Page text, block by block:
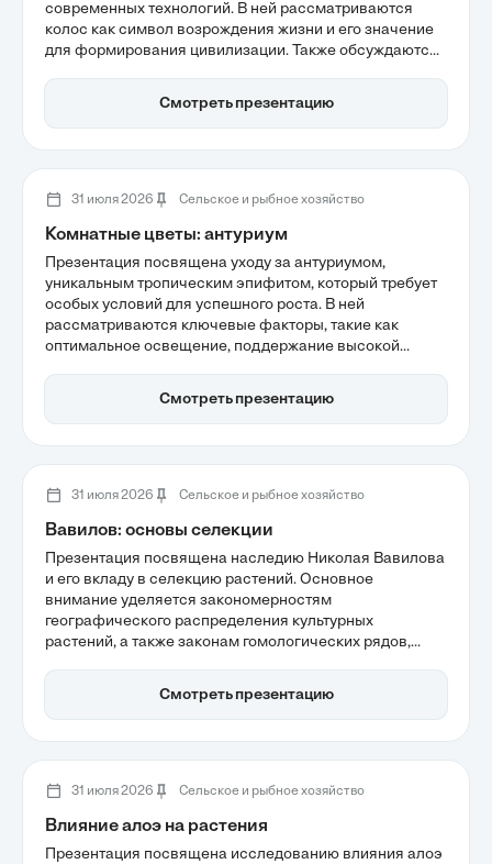
современных технологий. В ней рассматриваются
колос как символ возрождения жизни и его значение
для формирования цивилизации. Также обсуждаются
эффективность труда и обеспечивают
продовольственную устойчивость, подчеркивая
Смотреть презентацию
31 июля 2026 Сельское и рыбное хозяйство
Комнатные цветы: антуриум
Презентация посвящена уходу за антуриумом,
уникальным тропическим эпифитом, который требует
особых условий для успешного роста. В ней
рассматриваются ключевые факторы, такие как
оптимальное освещение, поддержание высокой
обсуждаются распространенные проблемы, их
диагностика и методы решения, что поможет
Смотреть презентацию
31 июля 2026 Сельское и рыбное хозяйство
Вавилов: основы селекции
Презентация посвящена наследию Николая Вавилова
и его вкладу в селекцию растений. Основное
внимание уделяется закономерностям
географического распределения культурных
растений, а также законам гомологических рядов,
биологии. Эти концепции помогают понять, как
сохранить генетическое разнообразие и адаптировать
Смотреть презентацию
31 июля 2026 Сельское и рыбное хозяйство
Влияние алоэ на растения
Презентация посвящена исследованию влияния алоэ